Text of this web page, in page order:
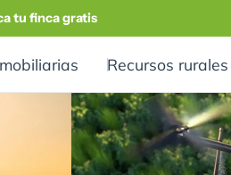
tu finca gratis
Recursos rurales